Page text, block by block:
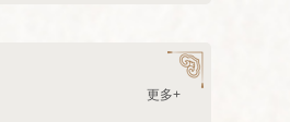
更多+